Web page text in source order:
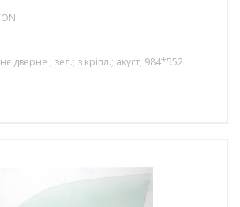
дверне ; зел.; з кріпл.; акуст; 984*552